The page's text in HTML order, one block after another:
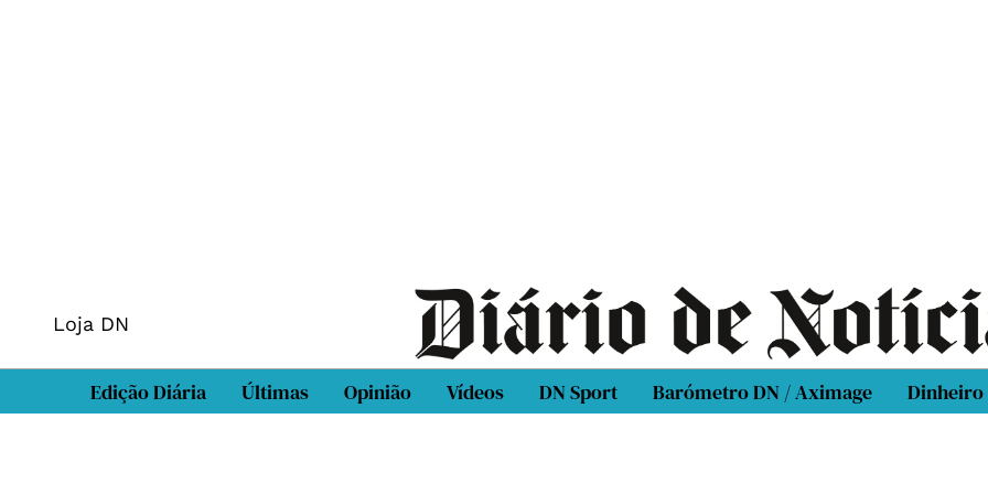
Loja DN
Edição Diária Últimas Opinião Vídeos DN Sport Barómetro DN / Aximage Dinheiro